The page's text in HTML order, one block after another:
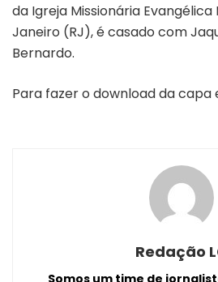
da Igreja Missionária
Janeiro (RJ), é casado com
Bernardo.
Para fazer o download da capa
Redação
Somos um time de